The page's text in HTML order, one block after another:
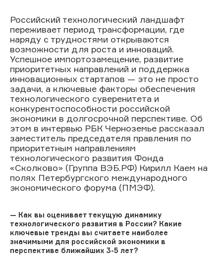
Российский технологический ландшафт
переживает период трансформации, где
наряду с трудностями открываются
возможности для роста и инноваций.
Успешное импортозамещение, развитие
приоритетных направлений и поддержка
инновационных стартапов — это не просто
задачи, а ключевые факторы обеспечения
технологического суверенитета и
конкурентоспособности российской
экономики в долгосрочной перспективе. Об
этом в интервью РБК Черноземье рассказал
заместитель председателя правления по
приоритетным направлениям
технологического развития Фонда
«Сколково» (Группа ВЭБ.РФ) Кирилл Каем на
полях Петербургского международного
экономического форума (ПМЭФ).
— Как вы оценивает текущую динамику
технологического развития в России? Какие
ключевые тренды вы считаете наиболее
значимыми для российской экономики в
перспективе ближайших 3-5 лет?